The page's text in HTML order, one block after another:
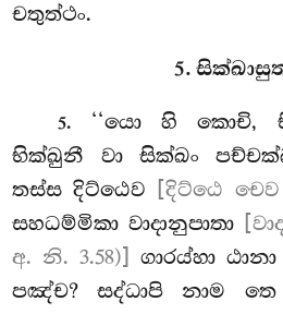
චතුත්ථං.
5.
5. ‘‘යො හි කොචි,
භික්ඛුනී වා සික්ඛං
තස්ස දිට්ඨෙව
[දිට්ඨෙ චෙව
සහධම්මිකා වාදානුපාතා
අ. නි. 3.58)]
ගාරය්හා
පඤ්ච? සද්ධාපි නාම